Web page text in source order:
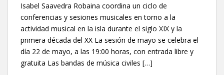
Isabel Saavedra Robaina coordina un ciclo de
conferencias y sesiones musicales en torno a la
actividad musical en la isla durante el siglo XIX y la
primera década del XX La sesión de mayo se celebra el
día 22 de mayo, a las 19:00 horas, con entrada libre y
gratuita Las bandas de música civiles […]